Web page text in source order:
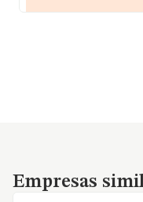
Empresas similares
Empresas